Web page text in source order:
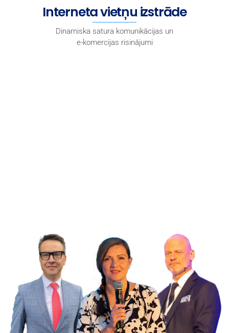
Interneta vietņu izstrāde
Dinamiska satura komunikācijas un
e-komercijas risinājumi